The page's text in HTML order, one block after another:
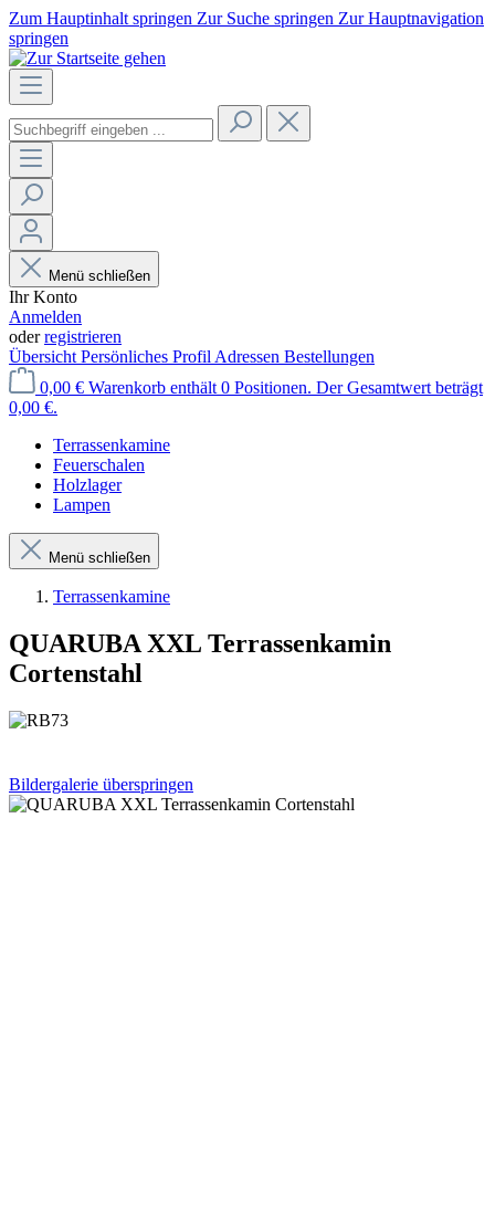
Zum Hauptinhalt springen Zur Suche springen Zur Hauptnavigation
springen
Menü schließen
Ihr Konto
Anmelden
oderregistrieren
Übersicht Persönliches Profil Adressen Bestellungen
0,00 € Warenkorb enthält 0 Positionen. Der Gesamtwert beträgt
0,00 €.
Terrassenkamine
Feuerschalen
Holzlager
Lampen
Menü schließen
Terrassenkamine
QUARUBA XXL Terrassenkamin
Cortenstahl
Bildergalerie überspringen